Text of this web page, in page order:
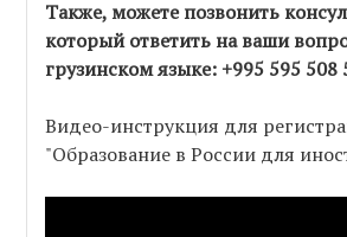
Также, можете позвонить
который ответить на ваши
грузинском языке: +995 595 508
Видео-инструкция для
"Образование в России для